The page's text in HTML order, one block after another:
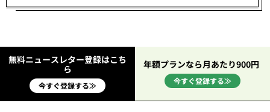
無料ニュースレター登録はこち
ら
今すぐ登録する≫
年額プランなら月あたり900円
今すぐ登録する≫